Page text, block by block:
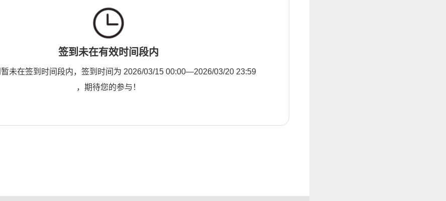
签到未在有效时间段内
未在签到时间段内，签到时间为 2026/03/15 00:00—2026/03/20 23:59
，期待您的参与！